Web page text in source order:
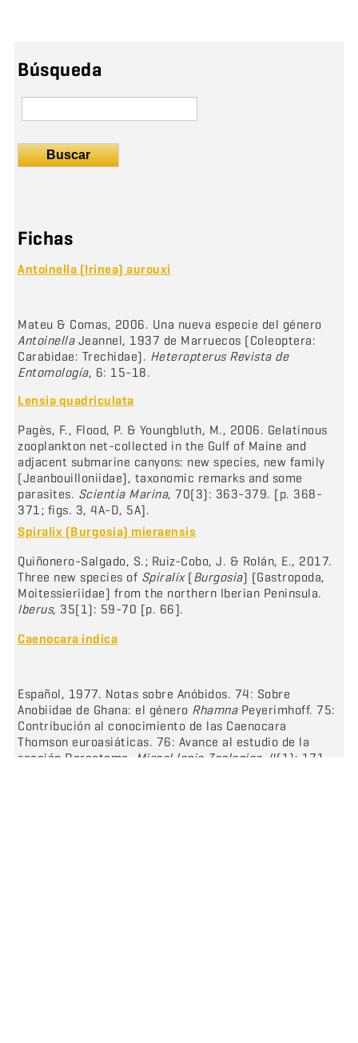
Búsqueda
Buscar
Fichas
Antoinella (Irinea) aurouxi
Mateu & Comas, 2006. Una nueva especie del género
AntoinellaJeannel, 1937 de Marruecos (Coleoptera:
Carabidae: Trechidae). Heteropterus Revista de
Entomología, 6: 15-18.
Lensia quadriculata
Pagès, F., Flood, P. & Youngbluth, M., 2006. Gelatinous
zooplankton net-collected in the Gulf of Maine and
adjacent submarine canyons: new species, new family
(Jeanbouilloniidae), taxonomic remarks and some
parasites. Scientia Marina, 70(3): 363-379. [p. 368-
371; figs. 3, 4A-D, 5A].
Spiralix (Burgosia) mieraensis
Quiñonero-Salgado, S.; Ruiz-Cobo, J. & Rolán, E., 2017.
Three new species of Spiralix(Burgosia) (Gastropoda,
Moitessieriidae) from the northern Iberian Peninsula.
Iberus, 35(1): 59-70 [p. 66].
Caenocara indica
Español, 1977. Notas sobre Anóbidos. 74: Sobre
Anobiidae de Ghana: el género RhamnaPeyerimhoff. 75:
Contribución al conocimiento de las Caenocara
Thomson euroasiáticas. 76: Avance al estudio de la
sección Dorcatoma.
Miscel·lania Zoologica, 4(1): 171-